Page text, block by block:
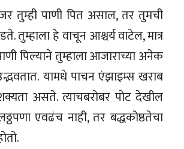
तुम्ही पाणी पित असाल, तर तुमची
तुम्हाला हे वाचून आश्चर्य वाटेल, मात्र
पिल्याने तुम्हाला आजाराच्या अनेक
यामधे पाचन एंझाइम्स खराब
असते. त्याचबरोबर पोट देखील
एवढंच नाही, तर बद्धकोष्ठतेचा